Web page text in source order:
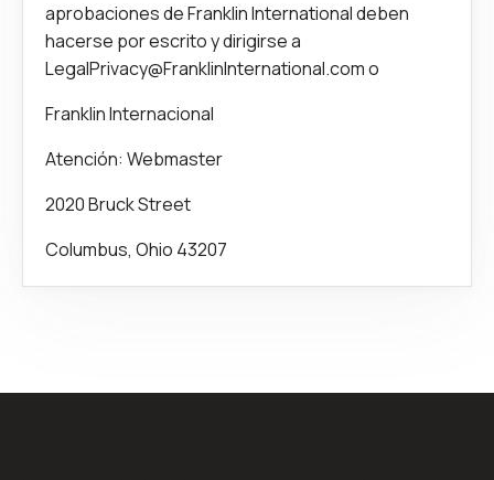
aprobaciones de Franklin International deben
hacerse por escrito y dirigirse a
LegalPrivacy@FranklinInternational.como
Franklin Internacional
Atención: Webmaster
2020 Bruck Street
Columbus, Ohio 43207